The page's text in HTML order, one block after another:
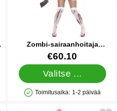
Zombi-sairaanhoitaja
Naamiaisasu
Tuote.nro 6945€60.10
Valitse ...
Saatavuus: Varastossa
Toimitusaika: 1-2 päivää